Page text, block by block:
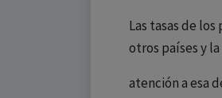
Las tasas de
otros países y
atención a esa